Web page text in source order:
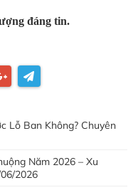
đáng tin.
Lỗ Ban Không? Chuyên
Năm 2026 – Xu
2026